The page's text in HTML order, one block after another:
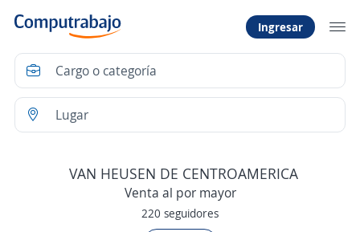
Ingresar
VAN HEUSEN DE CENTROAMERICA
Venta al por mayor
220 seguidores